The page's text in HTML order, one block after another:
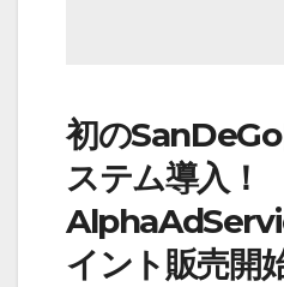
初の
ステム導入！
イント販売開